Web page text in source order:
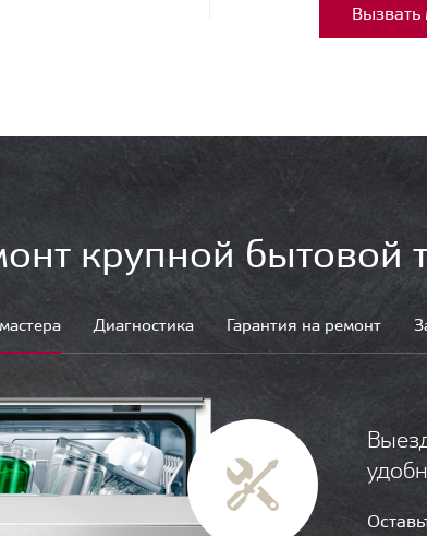
Вызвать
крупной бытовой
Диагностика Гарантия на ремонт